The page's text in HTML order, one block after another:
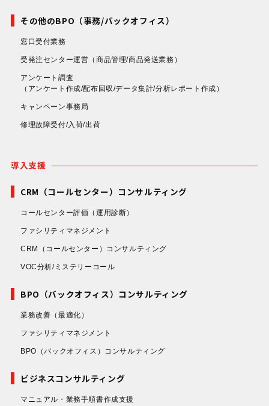
その他のBPO（事務/バックオフィス）
窓口受付業務
受発注センター運営 （商品管理/商品発送業務）
アンケート調査
（アンケート作成/配布回収/データ集計/分析レポート作成）
キャンペーン事務局
修理故障受付/入荷/出荷
導入支援
CRM（コールセンター）コンサルティング
コールセンター評価 （運用診断）
ファシリティマネジメント
CRM（コールセンター）コンサルティング
VOC分析/ミステリーコール
BPO（バックオフィス）コンサルティング
業務改善 （最適化）
ファシリティマネジメント
BPO（バックオフィス）コンサルティング
ビジネスコンサルティング
マニュアル・業務手順書作成支援